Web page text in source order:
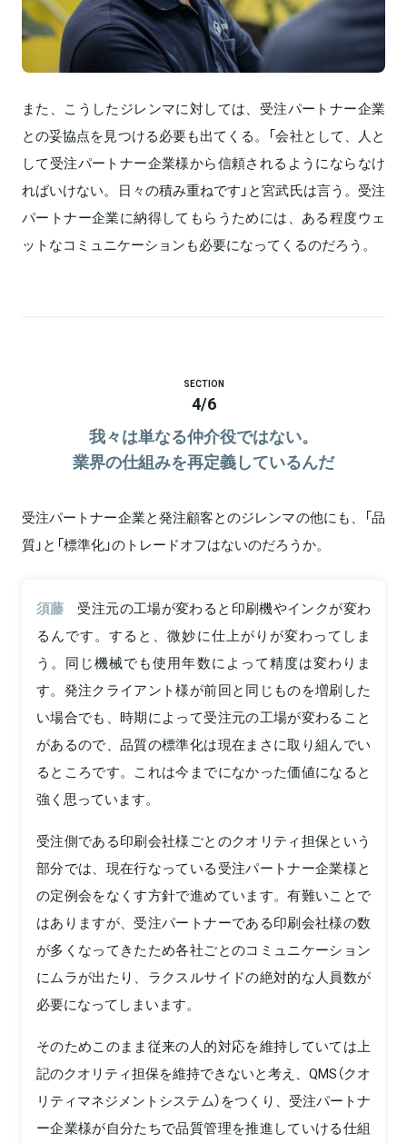
また、こうしたジレンマに対しては、受注パートナー企業
との妥協点を見つける必要も出てくる。「会社として、人と
して受注パートナー企業様から信頼されるようにならなけ
ればいけない。日々の積み重ねです」と宮武氏は言う。受注
パートナー企業に納得してもらうためには、ある程度ウェ
ットなコミュニケーションも必要になってくるのだろう。
SECTION
4/6
我々は単なる仲介役ではない。
業界の仕組みを再定義しているんだ
受注パートナー企業と発注顧客とのジレンマの他にも、「品
質」と「標準化」のトレードオフはないのだろうか。
須藤
受注元の工場が変わると印刷機やインクが変わ
るんです。すると、微妙に仕上がりが変わってしま
う。同じ機械でも使用年数によって精度は変わりま
す。発注クライアント様が前回と同じものを増刷した
い場合でも、時期によって受注元の工場が変わること
があるので、品質の標準化は現在まさに取り組んでい
るところです。これは今までになかった価値になると
強く思っています。
受注側である印刷会社様ごとのクオリティ担保という
部分では、現在行なっている受注パートナー企業様と
の定例会をなくす方針で進めています。有難いことで
はありますが、受注パートナーである印刷会社様の数
が多くなってきたため各社ごとのコミュニケーション
にムラが出たり、ラクスルサイドの絶対的な人員数が
必要になってしまいます。
そのためこのまま従来の人的対応を維持していては上
記のクオリティ担保を維持できないと考え、QMS（クオ
リティマネジメントシステム）をつくり、受注パートナ
ー企業様が自分たちで品質管理を推進していける仕組